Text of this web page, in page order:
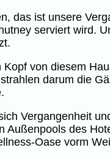
das ist unsere
serviert wird.
von diesem
darum die
Vergangenheit
Außenpools des
Oase vorm